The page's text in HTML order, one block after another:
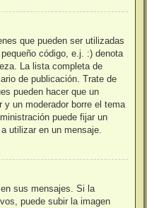
que pueden ser utilizadas
código, e.j. :) denota
La lista completa de
de publicación. Trate de
pueden hacer que un
un moderador borre el tema
puede fijar un
utilizar en un mensaje.
sus mensajes. Si la
puede subir la imagen